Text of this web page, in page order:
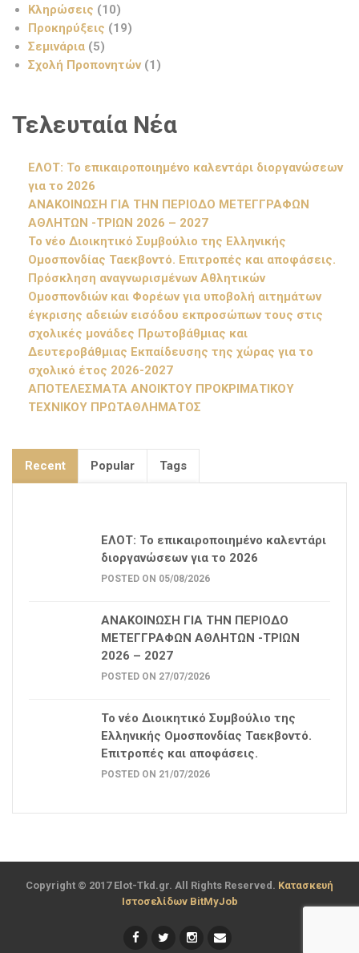
Κληρώσεις (10)
Προκηρύξεις (19)
Σεμινάρια (5)
Σχολή Προπονητών (1)
Τελευταία Νέα
ΕΛΟΤ: Το επικαιροποιημένο καλεντάρι διοργανώσεων
για το 2026
ΑΝΑΚΟΙΝΩΣΗ ΓΙΑ ΤΗΝ ΠΕΡΙΟΔΟ ΜΕΤΕΓΓΡΑΦΩΝ
ΑΘΛΗΤΩΝ -ΤΡΙΩΝ 2026 – 2027
Το νέο Διοικητικό Συμβούλιο της Ελληνικής
Ομοσπονδίας Ταεκβοντό. Επιτροπές και αποφάσεις.
Πρόσκληση αναγνωρισμένων Αθλητικών
Ομοσπονδιών και Φορέων για υποβολή αιτημάτων
έγκρισης αδειών εισόδου εκπροσώπων τους στις
σχολικές μονάδες Πρωτοβάθμιας και
Δευτεροβάθμιας Εκπαίδευσης της χώρας για το
σχολικό έτος 2026-2027
ΑΠΟΤΕΛΕΣΜΑΤΑ ΑΝΟΙΚΤΟΥ ΠΡΟΚΡΙΜΑΤΙΚΟΥ
ΤΕΧΝΙΚΟΥ ΠΡΩΤΑΘΛΗΜΑΤΟΣ
Recent Popular Tags
ΕΛΟΤ: Το επικαιροποιημένο καλεντάρι
διοργανώσεων για το 2026
POSTED ON 05/08/2026
ΑΝΑΚΟΙΝΩΣΗ ΓΙΑ ΤΗΝ ΠΕΡΙΟΔΟ
ΜΕΤΕΓΓΡΑΦΩΝ ΑΘΛΗΤΩΝ -ΤΡΙΩΝ
2026 – 2027
POSTED ON 27/07/2026
Το νέο Διοικητικό Συμβούλιο της
Ελληνικής Ομοσπονδίας Ταεκβοντό.
Επιτροπές και αποφάσεις.
POSTED ON 21/07/2026
Copyright © 2017 Elot-Tkd.gr. All Rights Reserved. Κατασκευή
Ιστοσελίδων BitMyJob